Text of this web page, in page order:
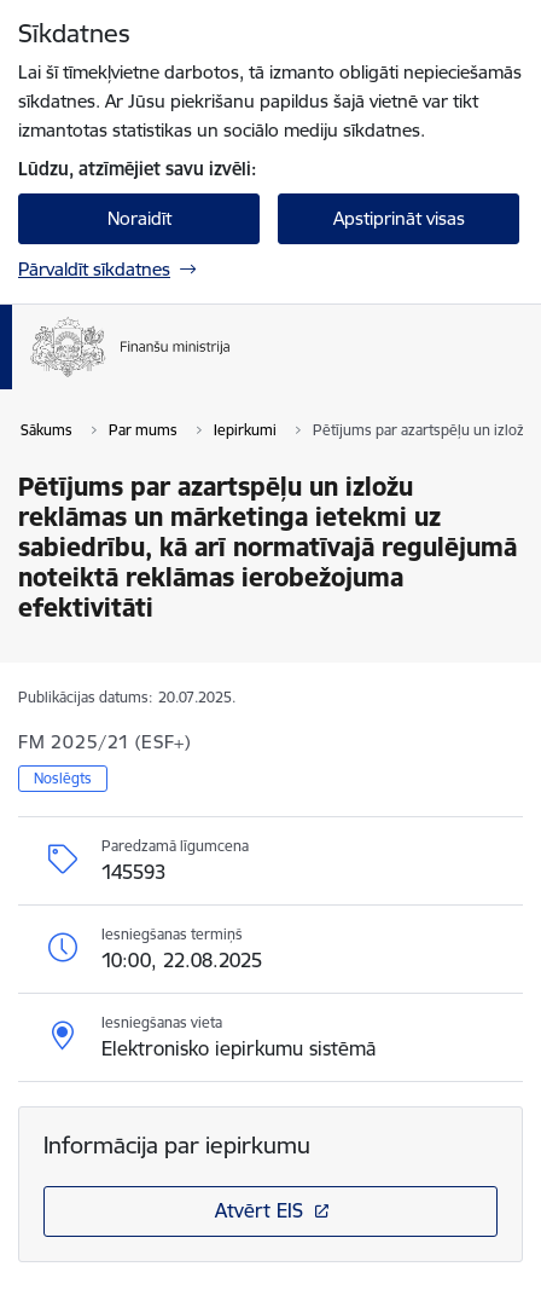
Sīkdatnes
Lai šī tīmekļvietne darbotos, tā izmanto obligāti nepieciešamās
sīkdatnes. Ar Jūsu piekrišanu papildus šajā vietnē var tikt
izmantotas statistikas un sociālo mediju sīkdatnes.
Lūdzu, atzīmējiet savu izvēli:
Noraidīt Apstiprināt visas
Pārvaldīt sīkdatnes
Sākums Par mums Iepirkumi Pētījums par azartspēļu un izložu
Pētījums par azartspēļu un izložu
reklāmas un mārketinga ietekmi uz
sabiedrību, kā arī normatīvajā regulējumā
noteiktā reklāmas ierobežojuma
efektivitāti
Publikācijas datums: 20.07.2025.
FM 2025/21 (ESF+)
Noslēgts
Paredzamā līgumcena
145593
Iesniegšanas termiņš
10:00, 22.08.2025
Iesniegšanas vieta
Elektronisko iepirkumu sistēmā
Informācija par iepirkumu
Atvērt EIS